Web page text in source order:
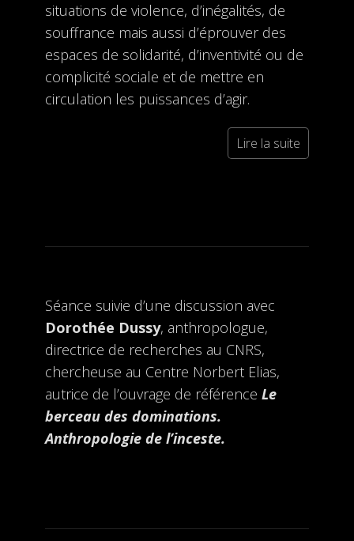
situations de violence, d’inégalités, de
souffrance mais aussi d’éprouver des
espaces de solidarité, d’inventivité ou de
complicité sociale et de mettre en
circulation les puissances d’agir.
Lire la suite
Séance suivie d’une discussion avec
Dorothée Dussy, anthropologue,
directrice de recherches au CNRS,
chercheuse au Centre Norbert Elias,
autrice de l’ouvrage de référence Le
berceau des dominations.
Anthropologie de l’inceste.